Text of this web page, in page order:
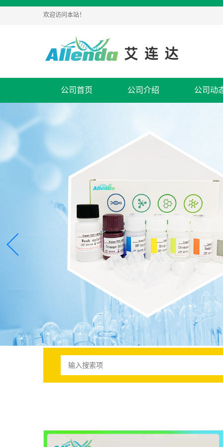
欢迎访问本站！
公司首页 公司介绍 公司动